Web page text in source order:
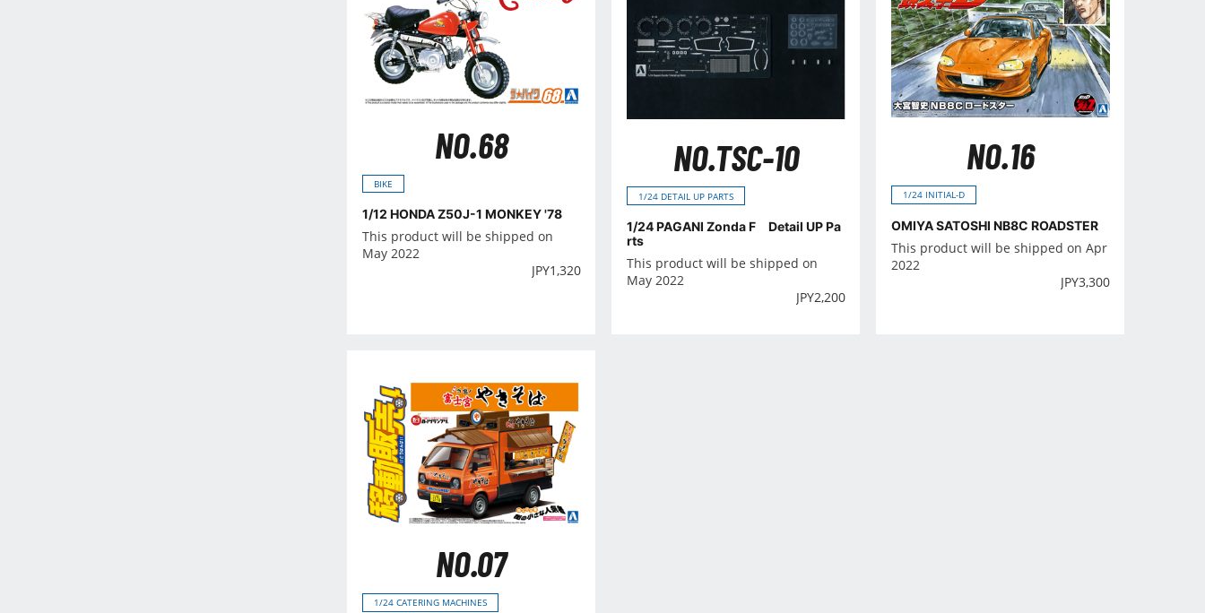
NO.68
BIKE
1/12 HONDA Z50J-1 MONKEY '78
This product will be shipped on
May 2022
JPY1,320
NO.TSC-10
1/24 DETAIL UP PARTS
1/24 PAGANI Zonda F Detail UP Pa
rts
This product will be shipped on
May 2022
JPY2,200
NO.16
1/24 INITIAL-D
OMIYA SATOSHI NB8C ROADSTER
This product will be shipped on Apr
2022
JPY3,300
NO.07
1/24 CATERING MACHINES